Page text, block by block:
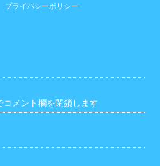
プライバシーポリシー
メント欄を閉鎖します